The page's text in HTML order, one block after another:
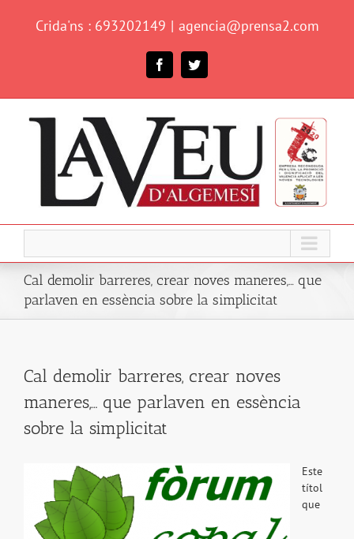
Crida'ns : 693202149 | agencia@prensa2.com
FacebookTwitter
Cal demolir barreres, crear noves maneres,… que
parlaven en essència sobre la simplicitat
Cal demolir barreres, crear noves
maneres,… que parlaven en essència
sobre la simplicitat
Este
títol
que